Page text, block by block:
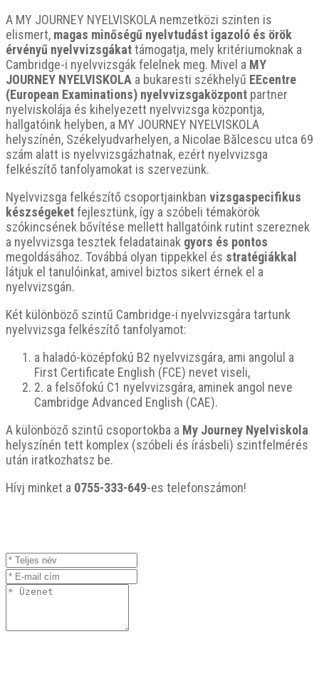
A MY JOURNEY NYELVISKOLA nemzetközi szinten is
elismert, magas minőségű nyelvtudást igazoló és örök
érvényű nyelvvizsgákattámogatja, mely kritériumoknak a
Cambridge-i nyelvvizsgák felelnek meg. Mivel a MY
JOURNEY NYELVISKOLA a bukaresti székhelyű EEcentre
(European Examinations) nyelvvizsgaközpont partner
nyelviskolája és kihelyezett nyelvvizsga központja,
hallgatóink helyben, a MY JOURNEY NYELVISKOLA
helyszínén, Székelyudvarhelyen, a Nicolae Bălcescu utca 69
szám alatt is nyelvvizsgázhatnak, ezért nyelvvizsga
felkészítő tanfolyamokat is szervezünk.
Nyelvvizsga felkészítő csoportjainkban vizsgaspecifikus
készségeketfejlesztünk, így a szóbeli témakörök
szókincsének bővítése mellett hallgatóink rutint szereznek
a nyelvvizsga tesztek feladatainak gyors és pontos
megoldásához. Továbbá olyan tippekkel és stratégiákkal
látjuk el tanulóinkat, amivel biztos sikert érnek el a
nyelvvizsgán.
Két különböző szintű Cambridge-i nyelvvizsgára tartunk
nyelvvizsga felkészítő tanfolyamot:
a haladó-középfokú B2 nyelvvizsgára, ami angolul a
First Certificate English (FCE) nevet viseli,
2. a felsőfokú C1 nyelvvizsgára, aminek angol neve
Cambridge Advanced English (CAE).
A különböző szintű csoportokba a My Journey Nyelviskola
helyszínén tett komplex (szóbeli és írásbeli) szintfelmérés
után iratkozhatsz be.
Hívj minket a 0755-333-649-es telefonszámon!
Teljes
név
E-
mail
Üzenet